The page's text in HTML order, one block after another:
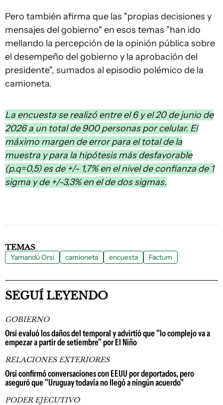
Pero también afirma que las "propias decisiones y
mensajes del gobierno" en esos temas "han ido
mellando la percepción de la opinión pública sobre
el desempeño del gobierno y la aprobación del
presidente", sumados al episodio polémico de la
camioneta.
La encuesta se realizó entre el 6 y el 20 de junio de
2026 a un total de 900 personas por celular. El
máximo margen de error para el total de la
muestra y para la hipótesis más desfavorable
(p.q=0,5) es de +/- 1,7% en el nivel de confianza de 1
sigma y de +/-3,3% en el de dos sigmas.
TEMAS
Yamandú Orsi camioneta encuesta Factum
SEGUÍ LEYENDO
GOBIERNO
Orsi evaluó los daños del temporal y advirtió que "lo complejo va a
empezar a partir de setiembre" por El Niño
RELACIONES EXTERIORES
Orsi confirmó conversaciones con EEUU por deportados, pero
aseguró que "Uruguay todavía no llegó a ningún acuerdo"
PODER EJECUTIVO